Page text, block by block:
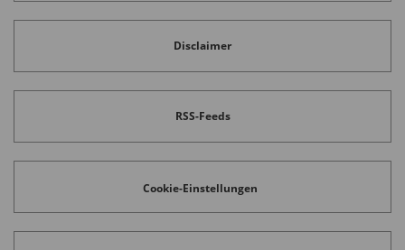
Disclaimer
RSS-Feeds
Cookie-Einstellungen